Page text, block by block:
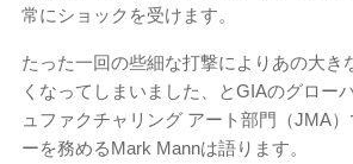
常にショックを受けます。
たった一回の些細な打撃によりあの大き
くなってしまいました、とGIAのグロー
ュファクチャリング アート部門（JMA
ーを務めるMark Mannは語ります。